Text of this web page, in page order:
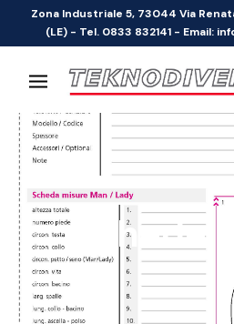
Zona Industriale 5, 73044 Via
(LE) - Tel. 0833 832141 - Email:
Schede